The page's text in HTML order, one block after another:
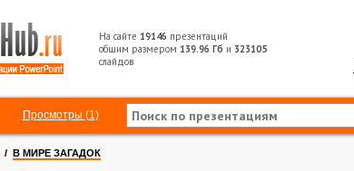
На сайте 19146 презентаций
общим размером 139.96 Гб и 323105
слайдов
Просмотры (1)
/ В МИРЕ ЗАГАДОК